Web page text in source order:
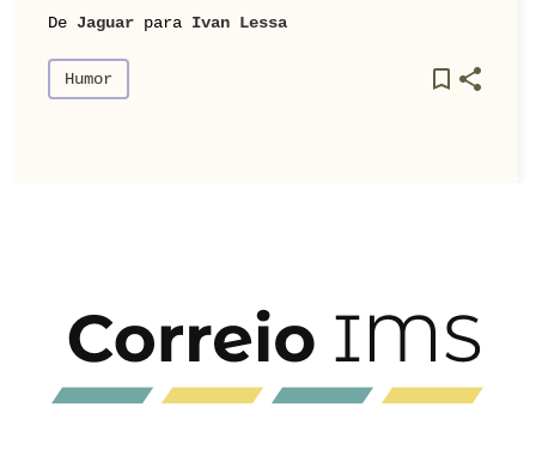
De Jaguar para Ivan Lessa
Humor